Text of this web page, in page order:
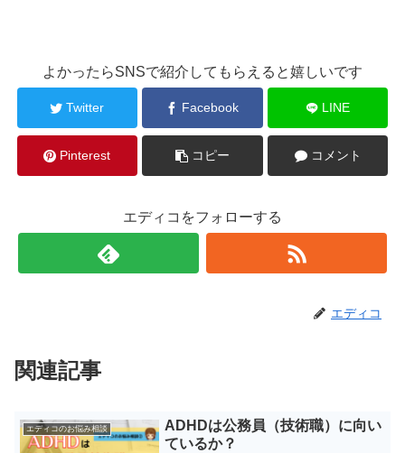
よかったらSNSで紹介してもらえると嬉しいです
Twitter Facebook LINE
Pinterest コピー コメント
エディコをフォローする
エディコ
関連記事
エディコのお悩み相談
ADHDは公務員（技術職）に向い
ているか？